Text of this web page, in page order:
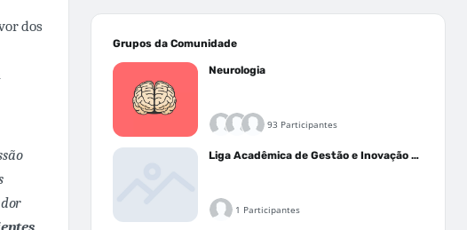
dos
Grupos da Comunidade
Neurologia
93 Participantes
Liga Acadêmica de Gestão e Inovação Médica - LAGIM
1 Participantes